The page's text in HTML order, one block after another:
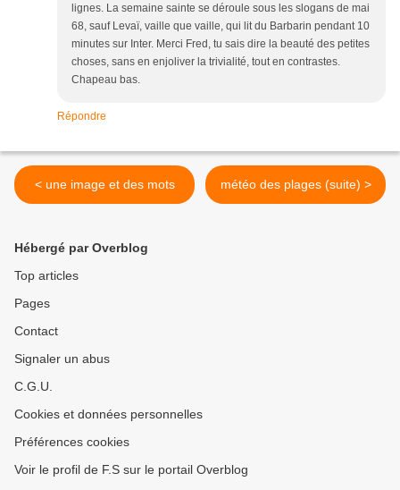
lignes. La semaine sainte se déroule sous les slogans de mai
68, sauf Levaï, vaille que vaille, qui lit du Barbarin pendant 10
minutes sur Inter. Merci Fred, tu sais dire la beauté des petites
choses, sans en enjoliver la trivialité, tout en contrastes.
Chapeau bas.
Répondre
< une image et des mots météo des plages (suite) >
Hébergé par Overblog
Top articles
Pages
Contact
Signaler un abus
C.G.U.
Cookies et données personnelles
Préférences cookies
Voir le profil de F.S sur le portail Overblog